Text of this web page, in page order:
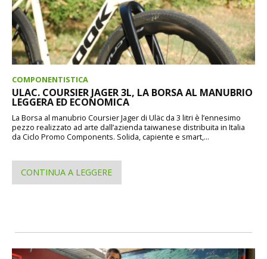
COMPONENTISTICA
ULAC. COURSIER JAGER 3L, LA BORSA AL MANUBRIO
LEGGERA ED ECONOMICA
La Borsa al manubrio Coursier Jager di Uläc da 3 litri è l’ennesimo
pezzo realizzato ad arte dall’azienda taiwanese distribuita in Italia
da Ciclo Promo Components. Solida, capiente e smart,...
CONTINUA A LEGGERE